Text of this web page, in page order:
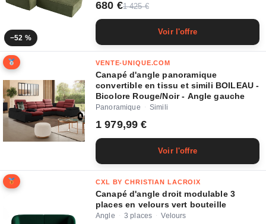
−52 %
680 €1 425 €
Voir l'offre
VENTE-UNIQUE.COM
Canapé d'angle panoramique
convertible en tissu et simili BOILEAU -
Bicolore Rouge/Noir - Angle gauche
Panoramique · Simili
1 979,99 €
Voir l'offre
CXL BY CHRISTIAN LACROIX
Canapé d'angle droit modulable 3
places en velours vert bouteille
Angle · 3 places · Velours